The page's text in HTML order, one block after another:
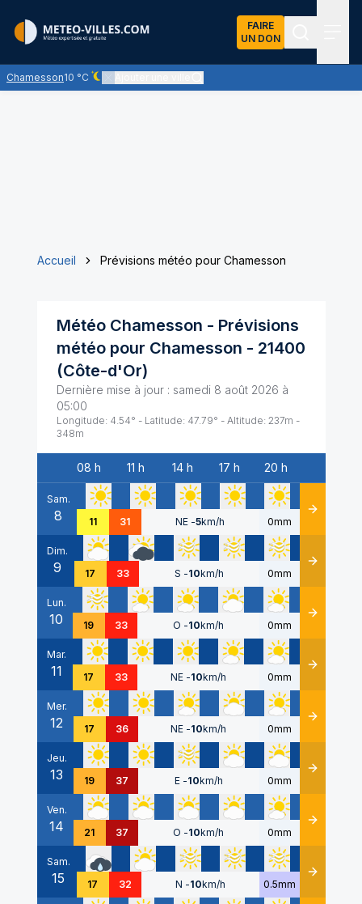
FAIRE
UN DON
Chamesson10 °C
Ciel dégagé - quasiment pas de nuages
Accueil Prévisions météo pour Chamesson
Météo Chamesson - Prévisions
météo pour Chamesson - 21400
(Côte-d'Or)
Dernière mise à jour : samedi 8 août 2026 à
05:00
Longitude: 4.54° - Latitude: 47.79° - Altitude: 237m -
348m
Date
08 h 11 h 14 h 17 h 20 h
Sam.
8 11 31 NE -5km/h 0mm Détails
Dim.
9 17 33 S -10km/h 0mm Détails
Lun.
10 19 33 O -10km/h 0mm Détails
Mar.
11 17 33 NE -10km/h 0mm Détails
Mer.
12 17 36 NE -10km/h 0mm Détails
Jeu.
13 19 37 E -10km/h 0mm Détails
Ven.
14 21 37 O -10km/h 0mm Détails
Sam.
15 17 32 N -10km/h 0.5mm Détails